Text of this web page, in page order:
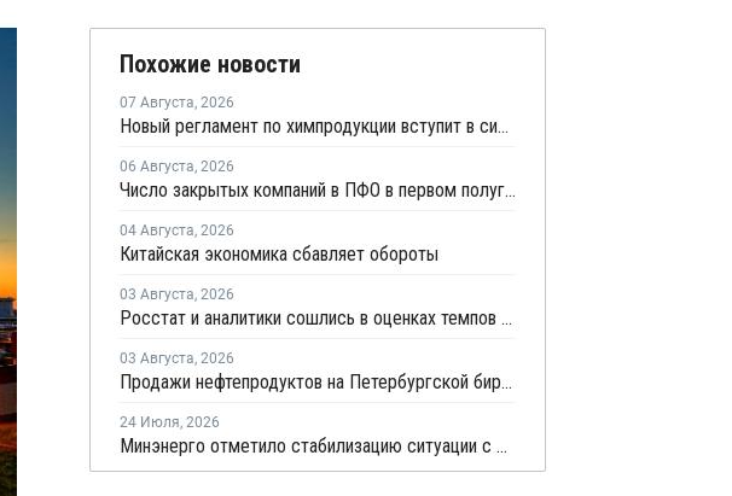
Похожие новости
07 Августа, 2026
Новый регламент по химпродукции вступит в силу в сентябре 2027 года
06 Августа, 2026
Число закрытых компаний в ПФО в первом полугодии 2026 года вдвое превысило число новых
04 Августа, 2026
Китайская экономика сбавляет обороты
03 Августа, 2026
Росстат и аналитики сошлись в оценках темпов замедления экономики
03 Августа, 2026
Продажи нефтепродуктов на Петербургской бирже за 7 месяцев снизились на 11,2%, в июле – на 35,6%
24 Июля, 2026
Минэнерго отметило стабилизацию ситуации с обеспечением топливом в ряде регионов